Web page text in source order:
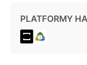
PLATFORMY